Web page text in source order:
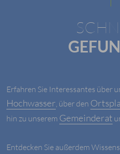
Erfahren Sie Interessantes über
Hochwasser, über den
hin zu unserem Gemeinderat
Entdecken Sie außerdem